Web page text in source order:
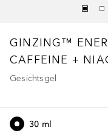
GINZING™
CAFFEINE +
Gesichtsgel
30 ml